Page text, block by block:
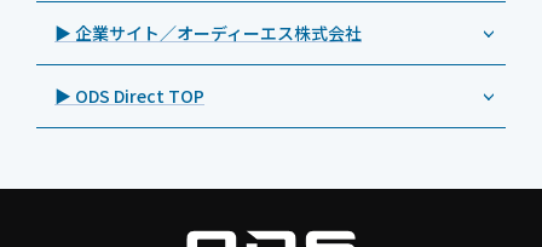
Androidタブレット TA2C-M8AC
Androidタブレット TA2C-M8
自治体向けDXソリューションサービス
法人向けiPad修理＆デバイス買取サービス
Cloudpoint（クラウドポイント）
BenQ（ベンキュー）
Magconn（マグコン）
BIAMP ／ Apart Audio（バイアンプ）
SpeakerCraft（スピーカークラフト）
>特長3：AC常時給電タイプ
>飲食向けタブレット
>ホテル向けタブレット
製品カタログ
プレスリリース
製品写真
オーディーエスPCカスタマーセンター
▶ 企業サイト／オーディーエス株式会社
▶ ODS Direct TOP